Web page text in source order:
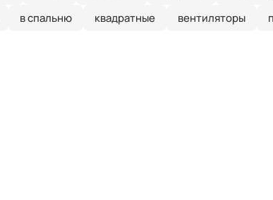
в спальню квадратные вентиляторы